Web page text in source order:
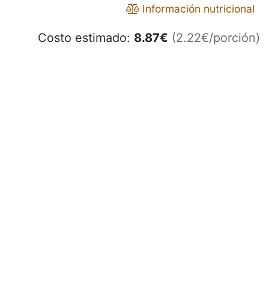
Información nutricional
Costo estimado: 8.87€ (2.22€/porción)